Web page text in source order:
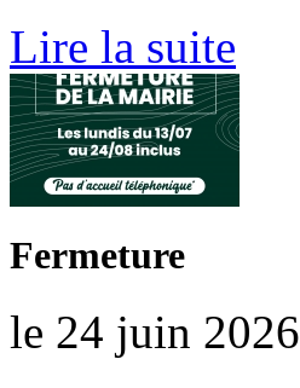
Lire la suite
Fermeture
le 24 juin 2026